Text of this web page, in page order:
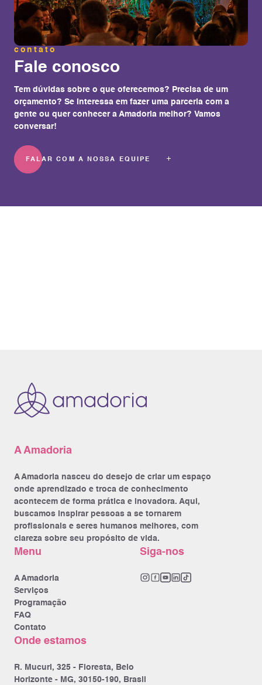
contato
Fale conosco
Tem dúvidas sobre o que oferecemos? Precisa de um
orçamento? Se interessa em fazer uma parceria com a
gente ou quer conhecer a Amadoria melhor? Vamos
conversar!
FALAR COM A NOSSA EQUIPE
A Amadoria
A Amadoria nasceu do desejo de criar um espaço
onde aprendizado e troca de conhecimento
acontecem de forma prática e inovadora. Aqui,
buscamos inspirar pessoas a se tornarem
profissionais e seres humanos melhores, com
clareza sobre seu propósito de vida.
Menu
A Amadoria
Serviços
Programação
FAQ
Contato
Onde estamos
R. Mucuri, 325 - Floresta, Belo
Horizonte - MG, 30150-190, Brasil
Siga-nos